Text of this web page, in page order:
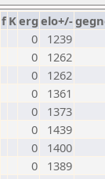
f Kerg elo+/-
0
1239
0
1262
0
1262
0
1361
0
1373
0
1439
0
1400
0
1389